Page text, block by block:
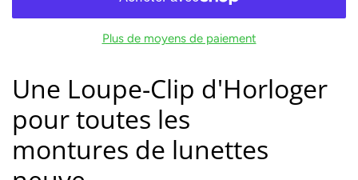
Plus de moyens de paiement
Une Loupe-Clip d'Horloger
pour toutes les
montures de lunettes